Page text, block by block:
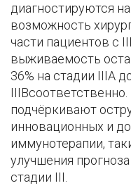
диагностируются
возможность
части пациентов с
выживаемость
36% на стадии IIIA
подчёркивают
инновационных и
иммунотерапии,
улучшения
стадии III.